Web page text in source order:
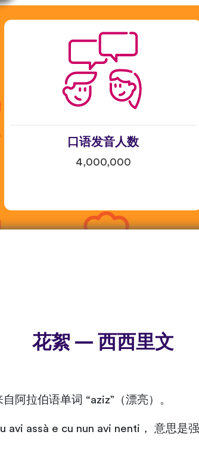
口语发音人数
4,000,000
花絮 — 西西里文
阿拉伯语单词 “aziz”（漂亮）。
avi assà e cu nun avi nenti， 意思是